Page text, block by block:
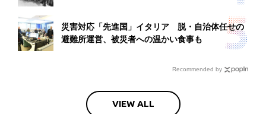
災害対応「先進国」イタリア 脱・自治体任せの
避難所運営、被災者への温かい食事も
Recommended by
VIEW ALL